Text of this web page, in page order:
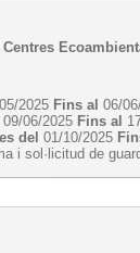
2025 Fins al 06/
09/06/2025 Fins al
del 01/10/2025
i sol·licitud de